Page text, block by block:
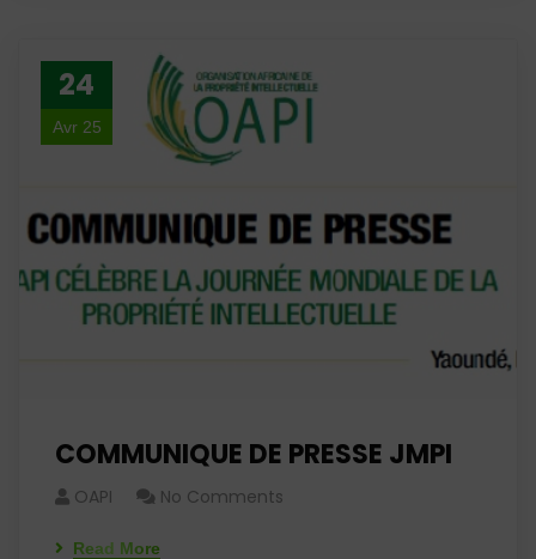
24
Avr 25
COMMUNIQUE DE PRESSE JMPI
OAPI No Comments
Read More